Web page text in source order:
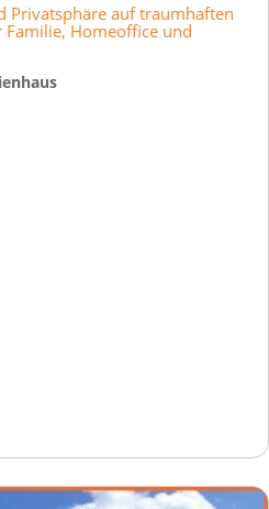
Privatsphäre auf traumhaften
Homeoffice und